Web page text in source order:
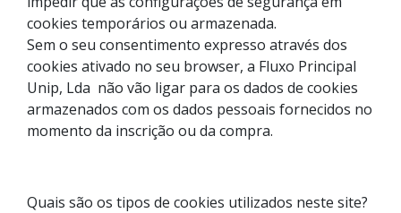
cookies temporários ou armazenada.
Sem o seu consentimento expresso através dos
cookies ativado no seu browser, a Fluxo Principal
Unip, Lda não vão ligar para os dados de cookies
armazenados com os dados pessoais fornecidos no
momento da inscrição ou da compra.
Quais são os tipos de cookies utilizados neste site?